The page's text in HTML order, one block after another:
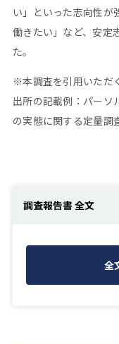
い」といった志向性が
働きたい」など、安定
た。
※本調査を引用いただ
出所の記載例：パー
の実態に関する定量調
調査報告書 全文
全